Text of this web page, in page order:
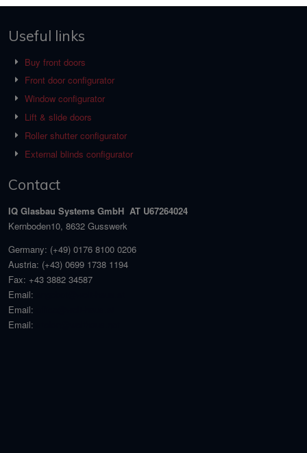
Useful links
Buy front doors
Front door configurator
Window configurator
Lift & slide doors
Roller shutter configurator
External blinds configurator
Contact
IQ Glasbau Systems GmbH AT U67264024
Kernboden10, 8632 Gusswerk
Germany: (+49) 0176 8100 0206
Austria: (+43) 0699 1738 1194
Fax: +43 3882 34587
Email:
Email:
Email: